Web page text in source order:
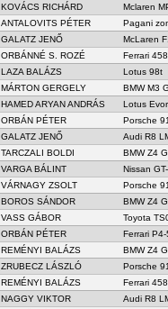
KOVÁCS RICHÁRD
Mclaren
ANTALOVITS PÉTER
Pagani
GALATZ JENŐ
McLaren
ORBÁNNÉ S. ROZÉ
Ferrari
LAZA BALÁZS
Lotus 98t
MÁRTON GERGELY
BMW M3
HAMED ARYAN ANDRÁS
Lotus
ORBÁN PÉTER
Porsche
GALATZ JENŐ
Audi R8
TARCZALI BOLDI
BMW Z4
VARGA BÁLINT
Nissan
VÁRNAGY ZSOLT
Porsche
BOROS SÁNDOR
BMW Z4
VASS GÁBOR
Toyota
ORBÁN PÉTER
Ferrari
REMÉNYI BALÁZS
BMW Z4
ZRUBECZ LÁSZLÓ
Porsche
REMÉNYI BALÁZS
Ferrari
NAGGY VIKTOR
Audi R8